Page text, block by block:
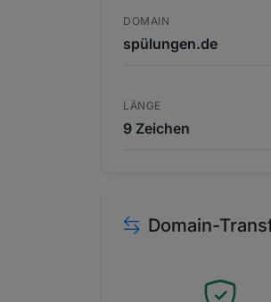
DOMAIN
spülungen.de
LÄNGE
9 Zeichen
Domain-